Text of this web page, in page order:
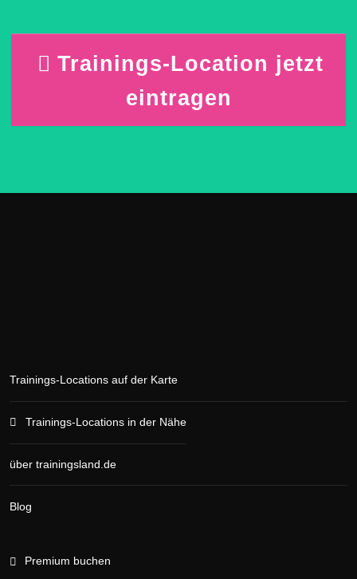
Trainings-Location jetzt
eintragen
Trainings-Locations auf der Karte
Trainings-Locations in der Nähe
über trainingsland.de
Blog
Premium buchen